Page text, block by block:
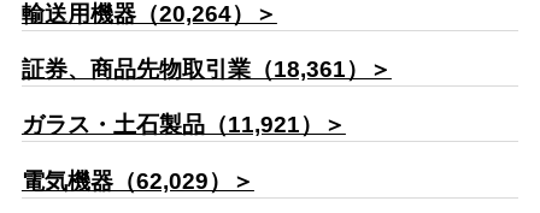
輸送用機器（20,264）＞
証券、商品先物取引業（18,361）＞
ガラス・土石製品（11,921）＞
電気機器（62,029）＞